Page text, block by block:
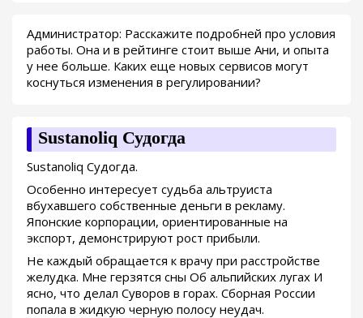
Администратор: Расскажите подробней про условия
работы. Она и в рейтинге стоит выше Ани, и опыта
у нее больше. Каких еще новых сервисов могут
коснуться изменения в регулировании?
Sustanoliq Судогда
Sustanoliq Судогда.
Особенно интересует судьба альтруиста
вбухавшего собственные деньги в рекламу.
Японские корпорации, ориентированные на
экспорт, демонстрируют рост прибыли.
Не каждый обращается к врачу при расстройстве
желудка. Мне герзятся сны Об альпийских лугах И
ясно, что делал Суворов в горах. Сборная России
попала в жидкую черную полосу неудач.